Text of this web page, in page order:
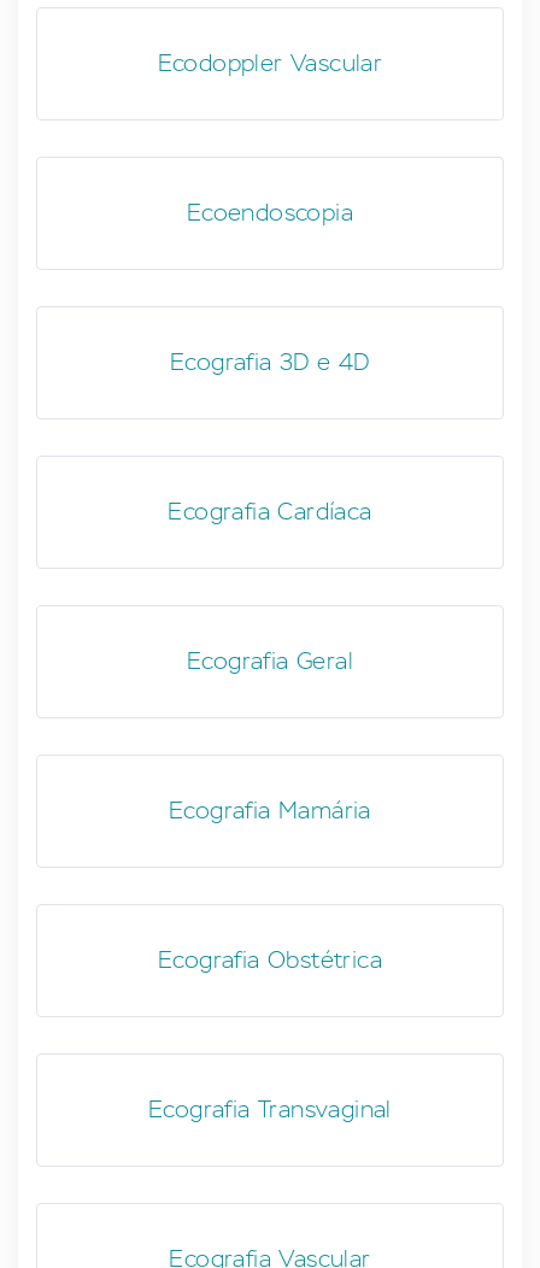
Ecodoppler Vascular
Ecoendoscopia
Ecografia 3D e 4D
Ecografia Cardíaca
Ecografia Geral
Ecografia Mamária
Ecografia Obstétrica
Ecografia Transvaginal
Ecografia Vascular